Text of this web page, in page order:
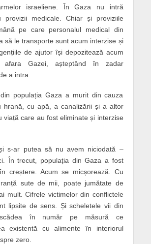
israeliene. În Gaza nu intră
provizii medicale. Chiar și proviziile
pe care personalul medical din
să le transporte sunt acum interzise și
de ajutor își depozitează acum
afara Gazei, așteptând în zadar
a intra.
populația Gaza a murit din cauza
hrană, cu apă, a canalizării și a altor
viață care au fost eliminate și interzise
s-ar putea să nu avem niciodată –
În trecut, populația din Gaza a fost
creștere. Acum se micșorează. Cu
sute de mii, poate jumătate de
mult. Cifrele victimelor din conflictele
lipsite de sens. Și scheletele vii din
în număr pe măsură ce
existentă cu alimente în interiorul
zero.